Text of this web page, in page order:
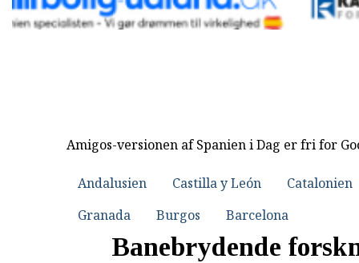
Amigos-versionen af Spanien i Dag er fri for
Andalusien Castilla y León
Catalonien
Granada
Burgos Barcelona
Banebrydende